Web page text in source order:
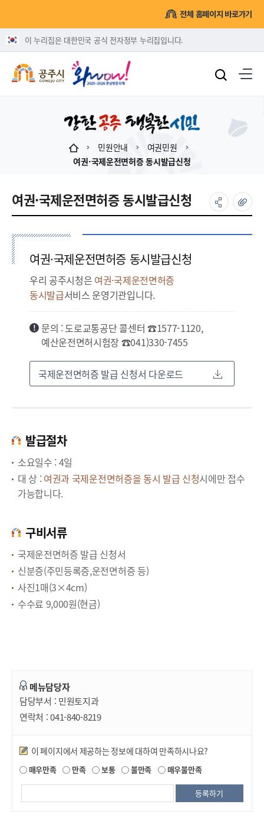
전체 홈페이지 바로가기
이 누리집은 대한민국 공식 전자정부 누리집입니다.
민원안내
여권민원
여권·국제운전면허증 동시발급신청
여권·국제운전면허증 동시발급신청
여권·국제운전면허증 동시발급신청
우리 공주시청은 여권·국제운전면허증
동시발급서비스 운영기관입니다.
문의 : 도로교통공단 콜센터 ☎1577-1120,
예산운전면허시험장 ☎041)330-7455
국제운전면허증 발급 신청서 다운로드
발급절차
소요일수 : 4일
대 상 : 여권과 국제운전면허증을 동시 발급 신청시에만 접수
가능합니다.
구비서류
국제운전면허증 발급 신청서
신분증(주민등록증,운전면허증 등)
사진1매(3×4cm)
수수료 9,000원(현금)
메뉴담당자
담당부서 : 민원토지과
연락처 :041-840-8219
만족도조사
이 페이지에서 제공하는 정보에 대하여 만족하시나요?
매우만족 만족 보통 불만족 매우불만족